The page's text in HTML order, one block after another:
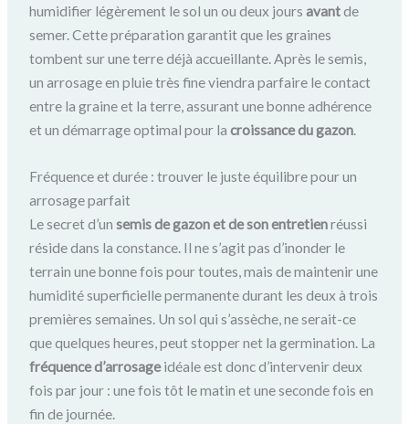
humidifier légèrement le sol un ou deux joursavantde
semer. Cette préparation garantit que les graines
tombent sur une terre déjà accueillante. Après le semis,
un arrosage en pluie très fine viendra parfaire le contact
entre la graine et la terre, assurant une bonne adhérence
et un démarrage optimal pour lacroissance du gazon.
Fréquence et durée : trouver le juste équilibre pour un
arrosage parfait
Le secret d’unsemis de gazon et de son entretienréussi
réside dans la constance. Il ne s’agit pas d’inonder le
terrain une bonne fois pour toutes, mais de maintenir une
humidité superficielle permanente durant les deux à trois
premières semaines. Un sol qui s’assèche, ne serait-ce
que quelques heures, peut stopper net la germination. La
fréquence d’arrosageidéale est donc d’intervenir deux
fois par jour : une fois tôt le matin et une seconde fois en
fin de journée.